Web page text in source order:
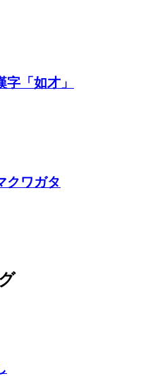
「如才」
ワガタ